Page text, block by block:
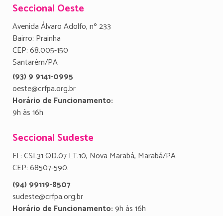
Seccional Oeste
Avenida Álvaro Adolfo, nº 233
Bairro: Prainha
CEP: 68.005-150
Santarém/PA
(93) 9 9141-0995
oeste@crfpa.org.br
Horário de Funcionamento:
9h às 16h
Seccional Sudeste
FL: CSI.31 QD.07 LT.10, Nova Marabá, Marabá/PA
CEP: 68507-590.
(94) 99119-8507
sudeste@crfpa.org.br
Horário de Funcionamento:9h às 16h